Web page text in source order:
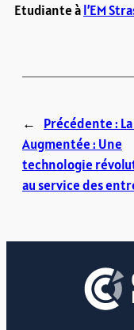
Etudiante àl’EM
← Précédente :
Augmentée : Une
technologie
au service des